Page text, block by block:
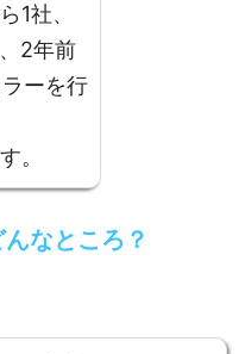
1社、
2年前
ーを行
。
なところ？